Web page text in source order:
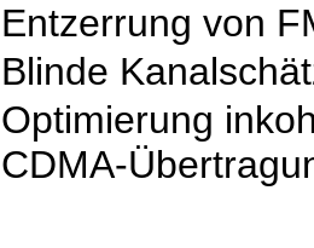
Entzerrung von
Blinde
Optimierung
CDMA-